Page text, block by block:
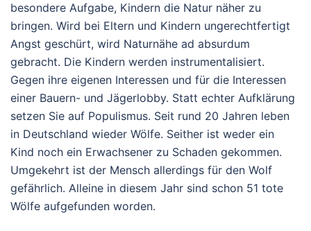
besondere Aufgabe, Kindern die Natur näher zu
bringen. Wird bei Eltern und Kindern ungerechtfertigt
Angst geschürt, wird Naturnähe ad absurdum
gebracht. Die Kindern werden instrumentalisiert.
Gegen ihre eigenen Interessen und für die Interessen
einer Bauern- und Jägerlobby. Statt echter Aufklärung
setzen Sie auf Populismus. Seit rund 20 Jahren leben
in Deutschland wieder Wölfe. Seither ist weder ein
Kind noch ein Erwachsener zu Schaden gekommen.
Umgekehrt ist der Mensch allerdings für den Wolf
gefährlich. Alleine in diesem Jahr sind schon 51 tote
Wölfe aufgefunden worden.